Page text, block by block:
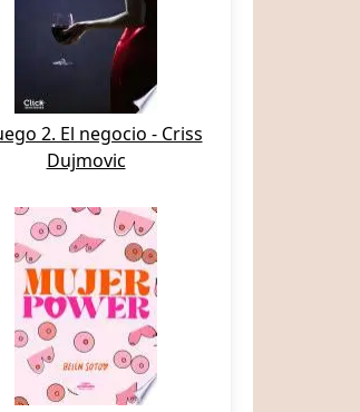
2. El negocio - Criss
Dujmovic